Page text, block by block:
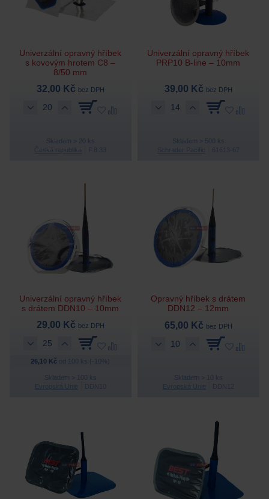
Univerzální opravný hříbek
s kovovým hrotem C8 –
8/50 mm
32,00 Kč bez DPH
Skladem > 20 ks
Univerzální opravný hříbek
PRP10 B-line – 10mm
39,00 Kč bez DPH
Skladem > 500 ks
Univerzální opravný hříbek
s drátem DDN10 – 10mm
29,00 Kč bez DPH
26,10 Kč od 100 ks (-10%)
Skladem > 100 ks
Opravný hříbek s drátem
DDN12 – 12mm
65,00 Kč bez DPH
Skladem > 10 ks